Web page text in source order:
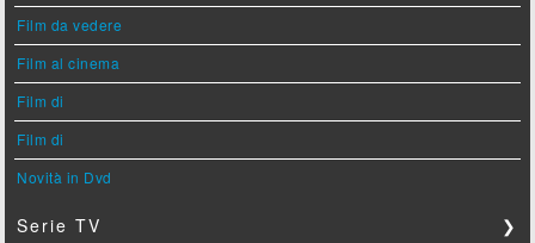
Film da vedere
Film al cinema
Film di
Film di
Novità in Dvd
Serie TV ❯